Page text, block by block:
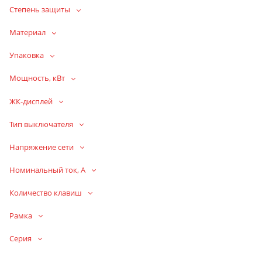
Степень защиты
Материал
Упаковка
Мощность, кВт
ЖК-дисплей
Тип выключателя
Напряжение сети
Номинальный ток, А
Количество клавиш
Рамка
Серия